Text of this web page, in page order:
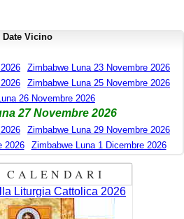
Date Vicino
Zimbabwe Luna 23 Novembre 2026
Zimbabwe Luna 25 Novembre 2026
26 Novembre 2026
27 Novembre 2026
Zimbabwe Luna 29 Novembre 2026
2026
Zimbabwe Luna 1 Dicembre 2026
Liturgia Cattolica 2026